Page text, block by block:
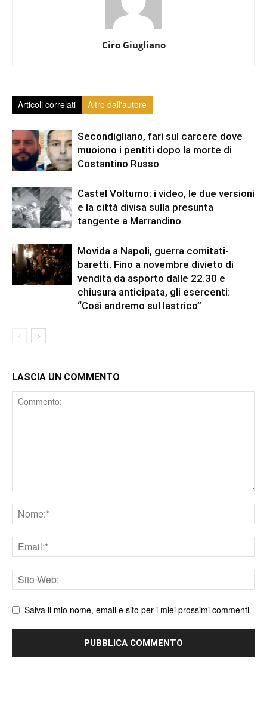
Ciro Giugliano
Articoli correlati Altro dall'autore
Secondigliano, fari sul carcere dove
muoiono i pentiti dopo la morte di
Costantino Russo
Castel Volturno: i video, le due versioni
e la città divisa sulla presunta
tangente a Marrandino
Movida a Napoli, guerra comitati-
baretti. Fino a novembre divieto di
vendita da asporto dalle 22.30 e
chiusura anticipata, gli esercenti:
“Così andremo sul lastrico”
LASCIA UN COMMENTO
Comment
Nome
Email
Sito
web
Salva il mio nome, email e sito per i miei prossimi commenti